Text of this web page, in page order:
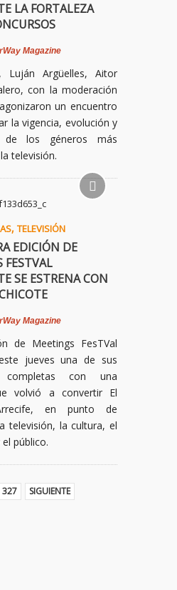
LA FORTALEZA
Magazine
Luján Argüelles, Aitor
con la moderación
un encuentro
la vigencia, evolución y
los géneros más
televisión.
, TELEVISIÓN
EDICIÓN DE
FESTVAL
SE ESTRENA CON
Magazine
de Meetings FesTVal
jueves una de sus
con una
volvió a convertir El
en punto de
televisión, la cultura, el
público.
327 SIGUIENTE